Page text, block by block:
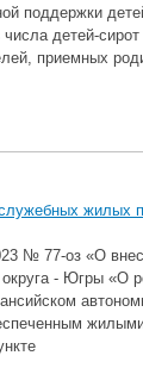
поддержки
детей-
приемных
жилых
№ 77-оз «О
- Югры «О